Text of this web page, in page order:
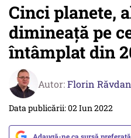
Cinci planete,
dimineaţă pe
întâmplat din
Autor:Florin Răvdan
Data publicării: 02 Iun 2022